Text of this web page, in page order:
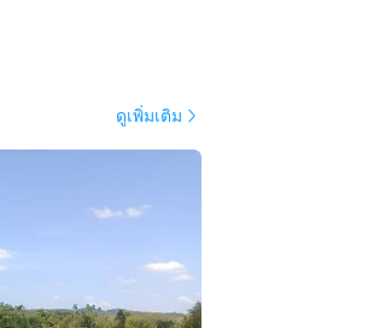
ดูเพิ่มเติม